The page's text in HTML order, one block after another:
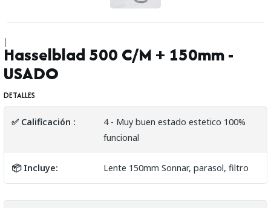
|
Hasselblad 500 C/M + 150mm -
USADO
DETALLES
✅ Calificación :
4 - Muy buen estado estetico 100%
funcional
📦 Incluye: Lente 150mm Sonnar, parasol, filtro